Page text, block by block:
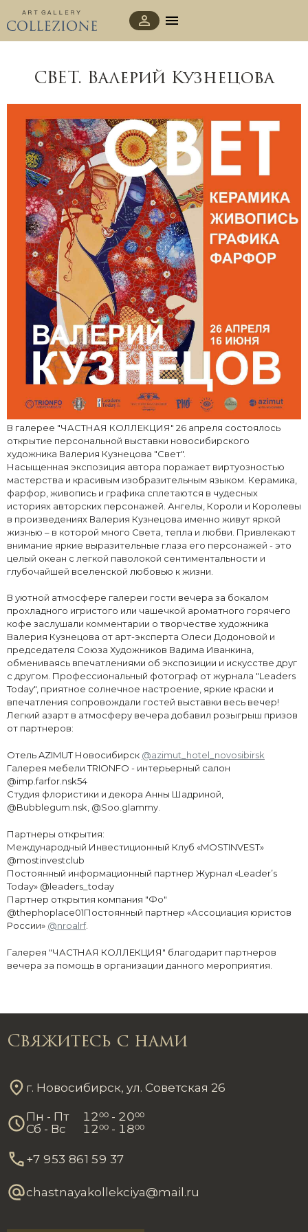
СВЕТ. Валерий Кузнецова
В галерее "ЧАСТНАЯ КОЛЛЕКЦИЯ" 26 апреля состоялось
открытие персональной выставки новосибирского
художника Валерия Кузнецова "Свет".
Насыщенная экспозиция автора поражает виртуозностью
мастерства и красивым изобразительным языком. Керамика,
фарфор, живопись и графика сплетаются в чудесных
историях авторских персонажей. Ангелы, Короли и Королевы
в произведениях Валерия Кузнецова именно живут яркой
жизнью – в которой много Света, тепла и любви. Привлекают
внимание яркие выразительные глаза его персонажей - это
целый океан с легкой паволокой сентиментальности и
глубочайшей вселенской любовью к жизни.
В уютной атмосфере галереи гости вечера за бокалом
прохладного игристого или чашечкой ароматного горячего
кофе заслушали комментарии о творчестве художника
Валерия Кузнецова от арт-эксперта Олеси Додоновой и
председателя Союза Художников Вадима Иванкина,
обмениваясь впечатлениями об экспозиции и искусстве друг
с другом. Профессиональный фотограф от журнала "Leaders
Today", приятное солнечное настроение, яркие краски и
впечатления сопровождали гостей выставки весь вечер!
Легкий азарт в атмосферу вечера добавил розыгрыш призов
от партнеров:
Отель AZIMUT Новосибирск @azimut_hotel_novosibirsk
Галерея мебели TRIONFO - интерьерный салон
@imp.farfor.nsk54
Студия флористики и декора Анны Шадриной,
@Bubblegum.nsk, @Soo.glammy.
Партнеры открытия:
Международный Инвестиционный Клуб «MOSTINVEST»
@mostinvestclub
Постоянный информационный партнер Журнал «Leader’s
Today» @leaders_today
Партнер открытия компания "Фо"
@thephoplace01Постоянный партнер «Ассоциация юристов
России» @nroalrf.
Галерея "ЧАСТНАЯ КОЛЛЕКЦИЯ" благодарит партнеров
вечера за помощь в организации данного мероприятия.
Свяжитесь с нами
г. Новосибирск, ул. Советская 26
Пн - Пт 1200 - 2000
Сб - Вс
1200 - 1800
+7 953 861 59 37
chastnayakollekciya@mail.ru